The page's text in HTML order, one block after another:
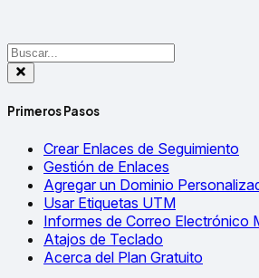
Primeros Pasos
Crear Enlaces de Seguimiento
Gestión de Enlaces
Agregar un Dominio
Usar Etiquetas UTM
Informes de Correo Electrónico
Atajos de Teclado
Acerca del Plan Gratuito